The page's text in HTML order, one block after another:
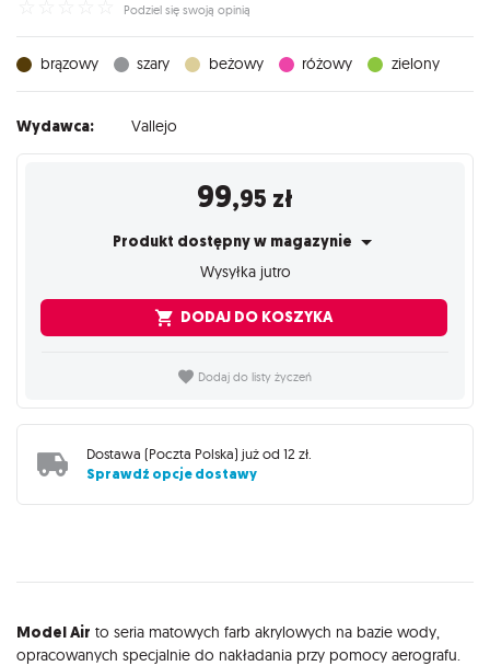
Podziel się swoją opinią
brązowy szary beżowy różowy zielony
Wydawca: Vallejo
99,95 zł
Produkt dostępny w magazynie
Wysyłka jutro
DODAJ DO KOSZYKA
Dodaj do listy życzeń
Dostawa (Poczta Polska) już od 12 zł.
Sprawdź opcje dostawy
Opis
Model Air to seria matowych farb akrylowych na bazie wody,
opracowanych specjalnie do nakładania przy pomocy aerografu.